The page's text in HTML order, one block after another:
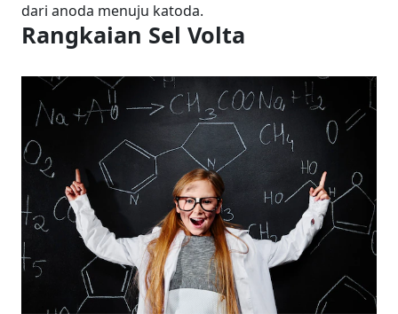
dari anoda menuju katoda.
Rangkaian Sel Volta